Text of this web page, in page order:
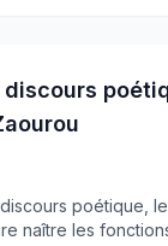
poétique,
naître les